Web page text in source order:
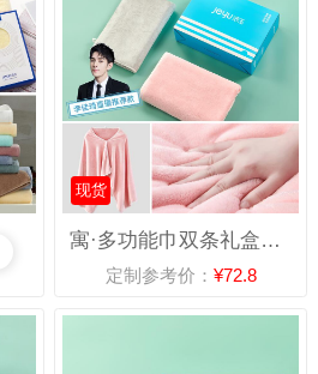
现货
寓·多功能巾双条礼盒（大浴巾*2）DSJ-2312
定制参考价： ¥72.8